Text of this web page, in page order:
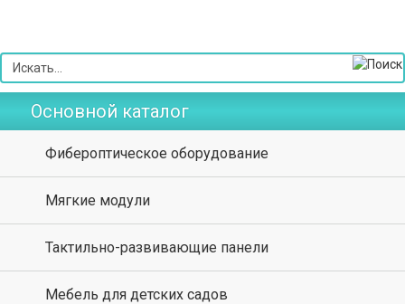
Основной каталог
Фибероптическое оборудование
Мягкие модули
Тактильно-развивающие панели
Мебель для детских садов